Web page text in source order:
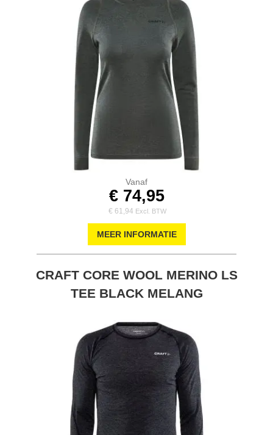
Vanaf
€ 74,95
€ 61,94
MEER INFORMATIE
CRAFT CORE WOOL MERINO LS
TEE BLACK MELANG